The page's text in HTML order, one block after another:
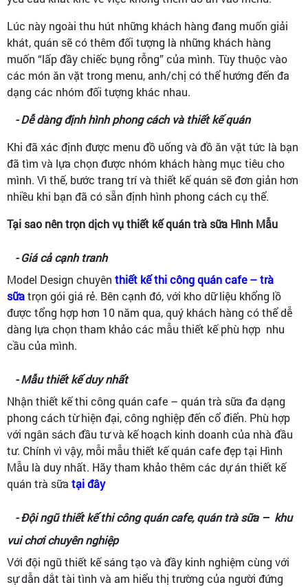
Lúc này ngoài thu hút những khách hàng đang muốn giải
khát, quán sẽ có thêm đối tượng là những khách hàng
muốn “lấp đầy chiếc bụng rỗng” của mình. Tùy thuộc vào
các món ăn vặt trong menu, anh/chị có thể hướng đến đa
dạng các nhóm đối tượng khác nhau.
- Dễ dàng định hình phong cách và thiết kế quán
Khi đã xác định được menu đồ uống và đồ ăn vặt tức là bạn
đã tìm và lựa chọn được nhóm khách hàng mục tiêu cho
mình. Vì thế, bước trang trí và thiết kế quán sẽ đơn giản hơn
nhiều khi bạn đã có sẵn định hình phong cách cụ thể.
Tại sao nên trọn dịch vụ thiết kế quán trà sữa Hình Mẫu
- Giá cả cạnh tranh
Model Design chuyên thiết kế thi công quán cafe – trà
sữatrọn gói giá rẻ. Bên cạnh đó, với kho dữ liệu khổng lồ
được tổng hợp hơn 10 năm qua, quý khách hàng có thể dễ
dàng lựa chọn tham khảo các mẫu thiết kế phù hợp nhu
cầu của mình.
- Mẫu thiết kế duy nhất
Nhận thiết kế thi công quán cafe – quán trà sữa đa dạng
phong cách từ hiện đại, công nghiệp đến cổ điển. Phù hợp
với ngân sách đầu tư và kế hoạch kinh doanh của nhà đầu
tư. Chính vì vậy, mỗi mẫu thiết kế quán cafe đẹp tại Hình
Mẫu là duy nhất. Hãy tham khảo thêm các dự án thiết kế
quán trà sữa tại đây
- Đội ngũ thiết kế thi công quán cafe, quán trà sữa – khu
vui chơi chuyên nghiệp
Với đội ngũ thiết kế sáng tạo và đầy kinh nghiệm cùng với
sự dẫn dắt tài tình và am hiểu thị trường của người đứng